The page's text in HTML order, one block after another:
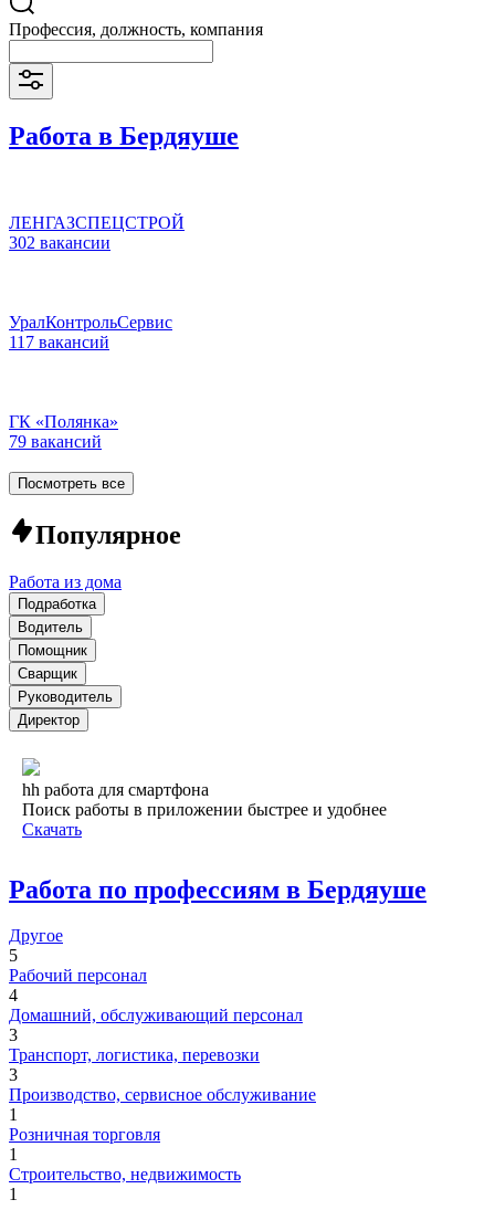
Профессия, должность, компания
Работа в Бердяуше
ЛЕНГАЗСПЕЦСТРОЙ
302 вакансии
УралКонтрольСервис
117 вакансий
ГК «Полянка»
79 вакансий
Посмотреть все
Популярное
Работа из дома
Подработка
Водитель
Помощник
Сварщик
Руководитель
Директор
hh работа для смартфона
Поиск работы в приложении быстрее и удобнее
Скачать
Работа по профессиям в Бердяуше
Другое
5
Рабочий персонал
4
Домашний, обслуживающий персонал
3
Транспорт, логистика, перевозки
3
Производство, сервисное обслуживание
1
Розничная торговля
1
Строительство, недвижимость
1